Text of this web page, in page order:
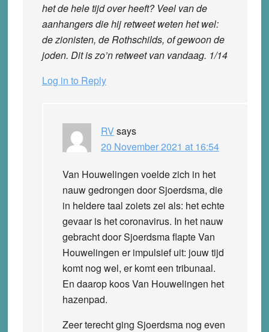
het de hele tijd over heeft? Veel van de
aanhangers die hij retweet weten het wel:
de zionisten, de Rothschilds, of gewoon de
joden. Dit is zo’n retweet van vandaag. 1/14
Log in to Reply
RV says
20 November 2021 at 16:54
Van Houwelingen voelde zich in het
nauw gedrongen door Sjoerdsma, die
in heldere taal zoiets zei als: het echte
gevaar is het coronavirus. In het nauw
gebracht door Sjoerdsma flapte Van
Houwelingen er impulsief uit: jouw tijd
komt nog wel, er komt een tribunaal.
En daarop koos Van Houwelingen het
hazenpad.
Zeer terecht ging Sjoerdsma nog even